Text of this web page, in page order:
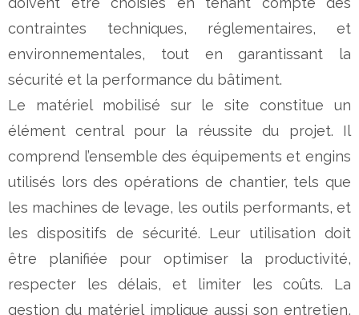
contraintes techniques, réglementaires, et
environnementales, tout en garantissant la
sécurité et la performance du bâtiment.
Le matériel mobilisé sur le site constitue un
élément central pour la réussite du projet. Il
comprend l’ensemble des équipements et engins
utilisés lors des opérations de chantier, tels que
les machines de levage, les outils performants, et
les dispositifs de sécurité. Leur utilisation doit
être planifiée pour optimiser la productivité,
respecter les délais, et limiter les coûts. La
gestion du matériel implique aussi son entretien,